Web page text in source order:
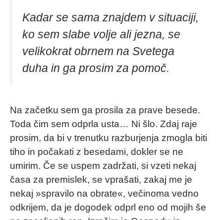
Kadar se sama znajdem v situaciji,
ko sem slabe volje ali jezna, se
velikokrat obrnem na Svetega
duha in ga prosim za pomoč.
Na začetku sem ga prosila za prave besede.
Toda čim sem odprla usta… Ni šlo. Zdaj raje
prosim, da bi v trenutku razburjenja zmogla biti
tiho in počakati z besedami, dokler se ne
umirim. Če se uspem zadržati, si vzeti nekaj
časa za premislek, se vprašati, zakaj me je
nekaj »spravilo na obrate«, večinoma vedno
odkrijem, da je dogodek odprl eno od mojih še